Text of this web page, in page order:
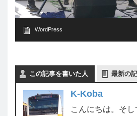
WordPress
この記事を書いた人 最新の
K-Koba
こんにちは。そ